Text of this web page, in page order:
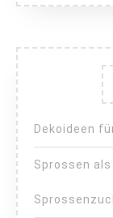
Dekoideen
Sprossen